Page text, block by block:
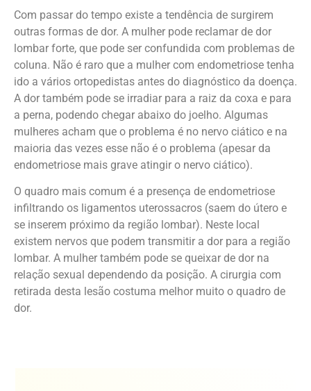
Com passar do tempo existe a tendência de surgirem
outras formas de dor. A mulher pode reclamar de dor
lombar forte, que pode ser confundida com problemas de
coluna. Não é raro que a mulher com endometriose tenha
ido a vários ortopedistas antes do diagnóstico da doença.
A dor também pode se irradiar para a raiz da coxa e para
a perna, podendo chegar abaixo do joelho. Algumas
mulheres acham que o problema é no nervo ciático e na
maioria das vezes esse não é o problema (apesar da
endometriose mais grave atingir o nervo ciático).
O quadro mais comum é a presença de endometriose
infiltrando os ligamentos uterossacros (saem do útero e
se inserem próximo da região lombar). Neste local
existem nervos que podem transmitir a dor para a região
lombar. A mulher também pode se queixar de dor na
relação sexual dependendo da posição. A cirurgia com
retirada desta lesão costuma melhor muito o quadro de
dor.